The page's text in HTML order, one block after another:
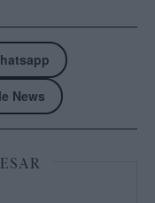
News